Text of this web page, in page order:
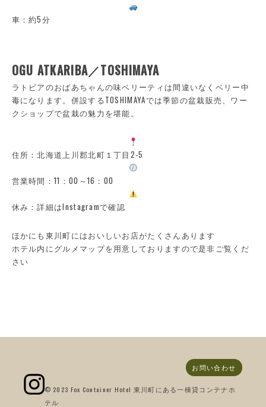
車：約5分
OGU ATKARIBA／TOSHIMAYA
ラトビアのおばあちゃんの味ベリーティは間違いなくベリー中
毒になります。併設するTOSHIMAYAでは季節の盆栽販売、ワー
クショップで盆栽の魅力を堪能。
住所：北海道上川郡北町１丁目2‐5
営業時間：11：00～16：00
休み：詳細はInstagramで確認
ほかにも東川町にはおいしいお店がたくさんあります
ホテル内にグルメマップを用意しておりますので是非ご覧くだ
さい
お問い合わせ
© 2023 Fox Container Hotel 東川町にある一棟貸コンテナホ
テル